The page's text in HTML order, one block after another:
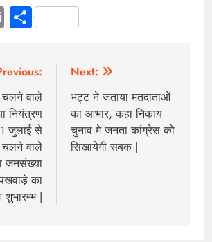
EmailShare
वाले
नियंत्रण
जुलाई से
वाले
जनसंख्या
का
|
Next:
भट्ट ने जताया मतदाताओं
का आभार, कहा निकाय
चुनाव मे जनता कांग्रेस को
सिखायेगी सबक |